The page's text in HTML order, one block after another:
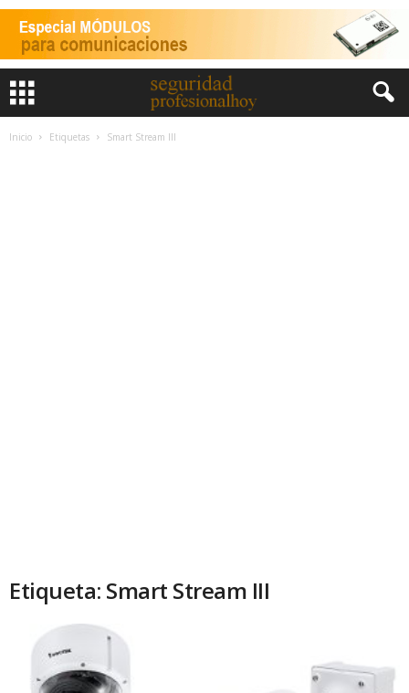
Inicio Etiquetas Smart Stream III
Etiqueta: Smart Stream III